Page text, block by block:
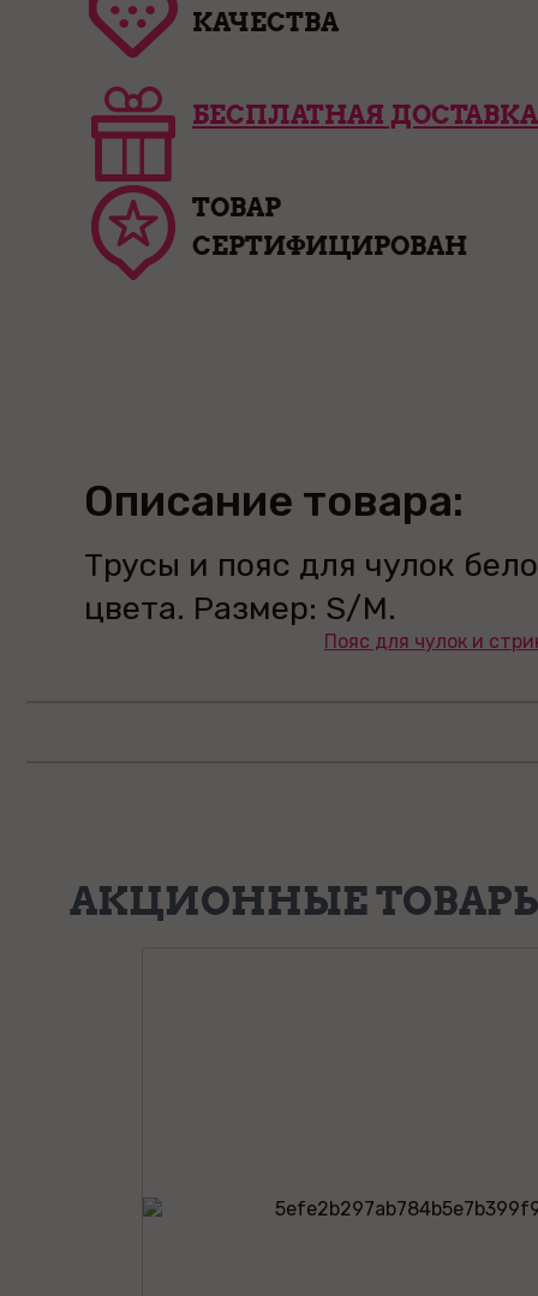
КАЧЕСТВА
БЕСПЛАТНАЯ ДОСТАВКА
ТОВАР
СЕРТИФИЦИРОВАН
Описание товара:
Трусы и пояс для чулок
цвета. Размер: S/M.
Пояс для чулок и
АКЦИОННЫЕ